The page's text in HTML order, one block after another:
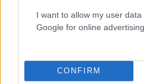
I want to allow my user
Google for online
CONFIRM
ΠΟΛΙΤΙΚΉ